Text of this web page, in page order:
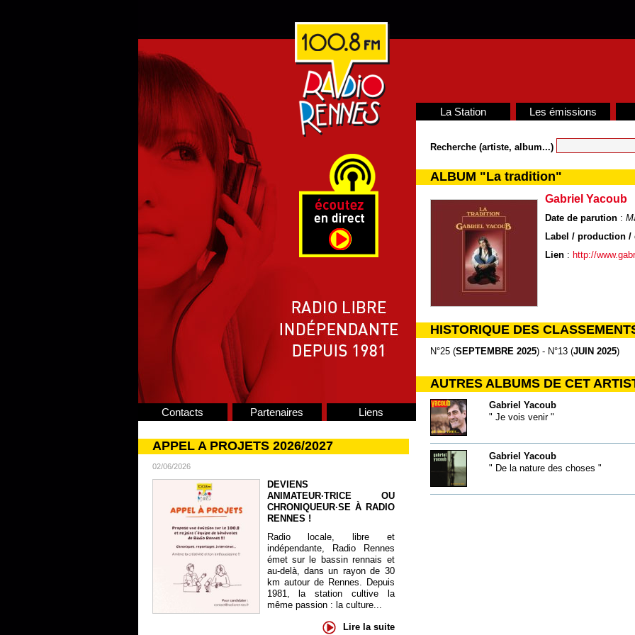
Contacts Partenaires Liens
APPEL A PROJETS 2026/2027
02/06/2026
DEVIENS
ANIMATEUR·TRICE OU
CHRONIQUEUR·SE À RADIO
RENNES !
Radio locale, libre et
indépendante, Radio Rennes
émet sur le bassin rennais et
au-delà, dans un rayon de 30
km autour de Rennes. Depuis
1981, la station cultive la
même passion : la culture...
Lire la suite
La Station Les émissions
Recherche (artiste, album...)
ALBUM "La tradition"
Gabriel Yacoub
Date de parution:
Label / production
Lien: http://
HISTORIQUE DES
N°25 (SEPTEMBRE 2025) - N°13 (JUIN 2025)
AUTRES ALBUMS DE CET
Gabriel Yacoub
" Je vois venir "
Gabriel Yacoub
" De la nature des choses "